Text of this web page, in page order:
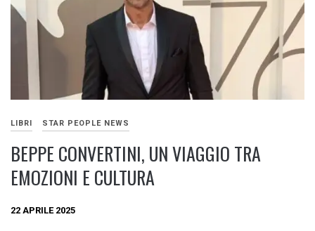
LIBRI STAR PEOPLE NEWS
BEPPE CONVERTINI, UN VIAGGIO TRA
EMOZIONI E CULTURA
22 APRILE 2025